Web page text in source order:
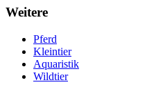
Weitere
Pferd
Kleintier
Aquaristik
Wildtier